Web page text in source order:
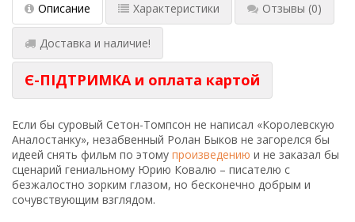
Описание Характеристики Отзывы (0)
Доставка и наличие!
Є-ПІДТРИМКА и оплата картой
Если бы суровый Сетон-Томпсон не написал «Королевскую
Аналостанку», незабвенный Ролан Быков не загорелся бы
идеей снять фильм по этому произведению и не заказал бы
сценарий гениальному Юрию Ковалю – писателю с
безжалостно зорким глазом, но бесконечно добрым и
сочувствующим взглядом.